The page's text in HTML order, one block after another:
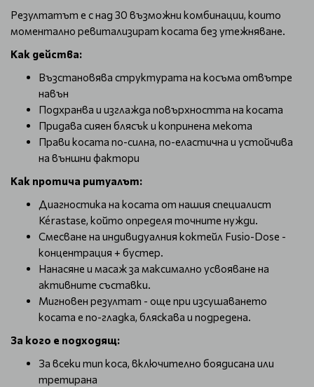
Резултатът е с над 30 възможни комбинации, които
моментално ревитализират косата без утежняване.
Как действа:
Възстановява структурата на косъма отвътре
навън
Подхранва и изглажда повърхността на косата
Придава сияен блясък и копринена мекота
Прави косата по-силна, по-еластична и устойчива
на външни фактори
Как протича ритуалът:
Диагностика на косата от нашия специалист
Kérastase, който определя точните нужди.
Смесване на индивидуалния коктейл Fusio-Dose -
концентрация + бустер.
Нанасяне и масаж за максимално усвояване на
активните съставки.
Мигновен резултат - още при изсушаването
косата е по-гладка, бляскава и подредена.
За кого е подходящ:
За всеки тип коса, включително боядисана или
третирана